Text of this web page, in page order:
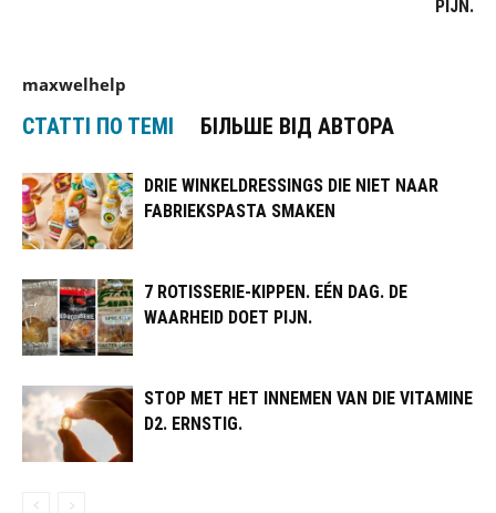
PIJN.
maxwelhelp
СТАТТІ ПО ТЕМІ БІЛЬШЕ ВІД АВТОРА
DRIE WINKELDRESSINGS DIE NIET NAAR
FABRIEKSPASTA SMAKEN
7 ROTISSERIE-KIPPEN. EÉN DAG. DE
WAARHEID DOET PIJN.
STOP MET HET INNEMEN VAN DIE VITAMINE
D2. ERNSTIG.